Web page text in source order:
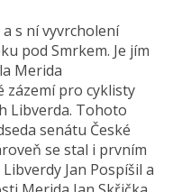
s ní vyvrcholení
pod Smrkem. Je jím
Merida
zázemí pro cyklisty
Libverda. Tohoto
senátu České
se stal i prvním
Jan Pospíšil a